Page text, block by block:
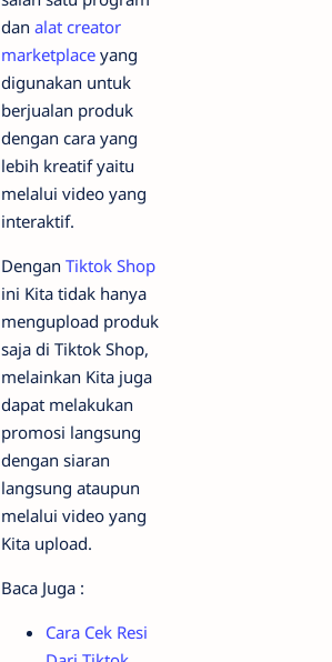
dan alat creator
marketplace yang
digunakan untuk
berjualan produk
dengan cara yang
lebih kreatif yaitu
melalui video yang
interaktif.
Dengan Tiktok Shop
ini Kita tidak hanya
mengupload produk
saja di Tiktok Shop,
melainkan Kita juga
dapat melakukan
promosi langsung
dengan siaran
langsung ataupun
melalui video yang
Kita upload.
Baca Juga :
Cara Cek Resi